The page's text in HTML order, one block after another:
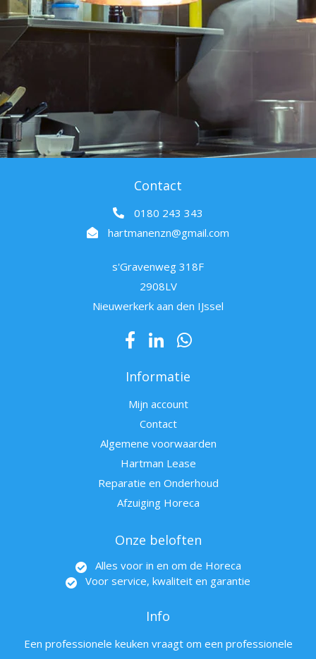
Contact
0180 243 343
hartmanenzn@gmail.com
s'Gravenweg 318F
2908LV
Nieuwerkerk aan den IJssel
Informatie
Mijn account
Contact
Algemene voorwaarden
Hartman Lease
Reparatie en Onderhoud
Afzuiging Horeca
Onze beloften
Alles voor in en om de Horeca
Voor service, kwaliteit en garantie
Info
Een professionele keuken vraagt om een professionele